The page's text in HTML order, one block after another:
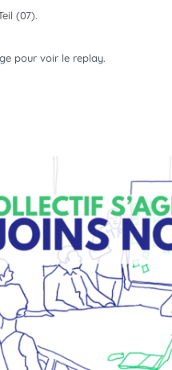
(07).
pour voir le replay.